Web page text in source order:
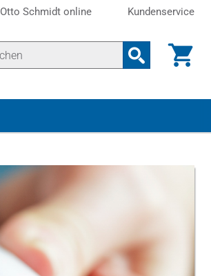
Otto Schmidt online Kundenservice